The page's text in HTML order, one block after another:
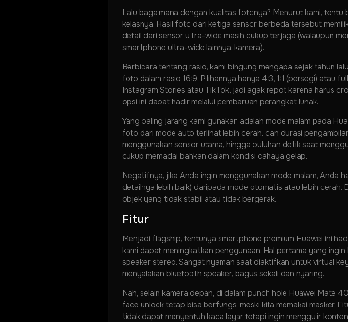
Lalu bagaimana dengan kualitas fotonya? Menurut kami,
kelasnya. Hasil foto dari ketiga sensor berbeda tersebut
detail dari sensor ultra-wide masih cukup terjaga (walaupun
smartphone ultra-wide lainnya. kamera).
Berbicara tentang rasio, kami bingung mengapa sejak tahun
foto dalam rasio 16:9. Pilihannya hanya 4:3, 1:1 (persegi) atau
Instagram Stories atau TikTok, jadi agak repot karena harus
opsi ini dapat hadir melalui pembaruan perangkat lunak.
Yang paling jarang kami gunakan adalah mode malam pada
foto dari mode auto terlihat lebih cerah, dan durasi
menggunakan sensor utama, hingga puluhan detik saat
cukup memadai bahkan dalam kondisi cahaya gelap.
Negatifnya, jika Anda ingin menggunakan mode malam, Anda
detailnya lebih baik) daripada mode otomatis atau lebih
objek yang tidak stabil atau tidak bergerak.
Fitur
Menjadi flagship, tentunya smartphone premium Huawei ini
kami dapat meningkatkan penggunaan. Hal pertama yang
speaker stereo. Sangat nyaman saat diaktifkan untuk virtual
menyalakan bluetooth speaker, bagus sekali dan nyaring.
Nah, selain kamera depan, di dalam punch hole Huawei Mate
face unlock tetap bisa berfungsi meski kita memakai masker.
tidak dapat menyentuh kaca layar tetapi ingin menggulir